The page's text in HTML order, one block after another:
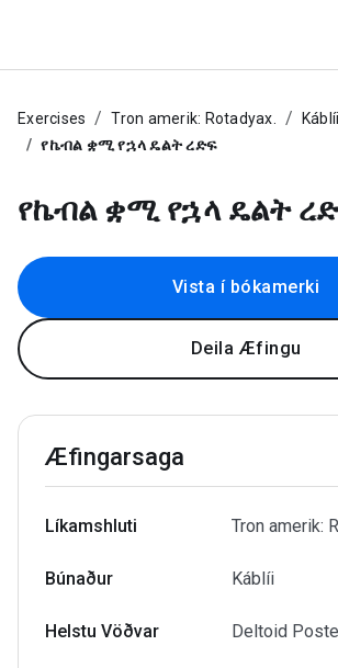
Exercises Tron amerik: Rotadyax.
Káblíi
የኬብል ቋሚ የኋላ ዴልት ረድፍ
የኬብል ቋሚ የኋላ ዴልት
Vista í bókamerki
Deila Æfingu
Æfingarsaga
Líkamshluti Tron amerik:
Búnaður Káblíi
Helstu Vöðvar Deltoid